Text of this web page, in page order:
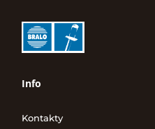
Info
Kontakty